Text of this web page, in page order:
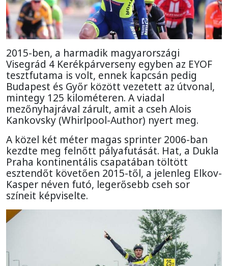
2015-ben, a harmadik magyarországi
Visegrád 4 Kerékpárverseny egyben az EYOF
tesztfutama is volt, ennek kapcsán pedig
Budapest és Győr között vezetett az útvonal,
mintegy 125 kilométeren. A viadal
mezőnyhajrával zárult, amit a cseh Alois
Kankovsky (Whirlpool-Author) nyert meg.
A közel két méter magas sprinter 2006-ban
kezdte meg felnőtt pályafutását. Hat, a Dukla
Praha kontinentális csapatában töltött
esztendőt követően 2015-től, a jelenleg Elkov-
Kasper néven futó, legerősebb cseh sor
színeit képviselte.